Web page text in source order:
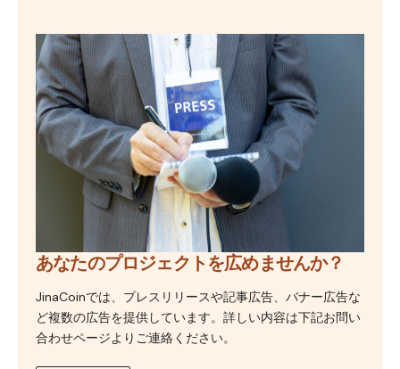
あなたのプロジェクトを広めませんか？
JinaCoinでは、プレスリリースや記事広告、バナー広告な
ど複数の広告を提供しています。詳しい内容は下記お問い
合わせページよりご連絡ください。